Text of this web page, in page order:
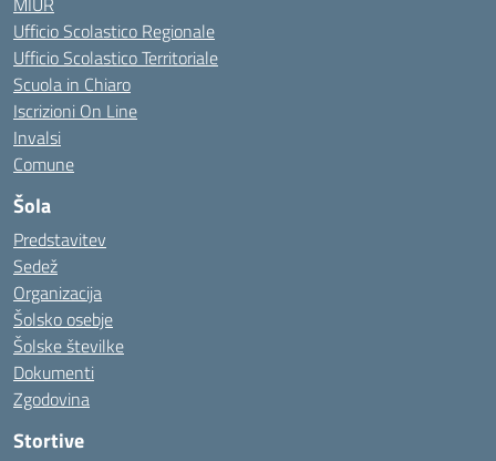
Ufficio Scolastico Regionale
Ufficio Scolastico Territoriale
Scuola in Chiaro
Iscrizioni On Line
Invalsi
Comune
Šola
Predstavitev
Sedež
Organizacija
Šolsko osebje
Šolske številke
Dokumenti
Zgodovina
Stortive